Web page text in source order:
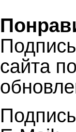
сайта